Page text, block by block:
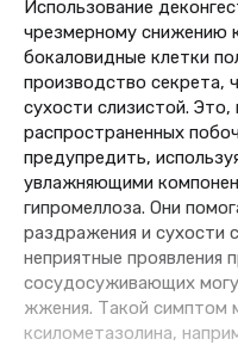
Использование
чрезмерному снижению
бокаловидные клетки
производство секрета,
сухости слизистой.
распространенных
предупредить,
увлажняющими
гипромеллоза. Они
раздражения и сухости
неприятные проявления
сосудосуживающих
жжения. Такой симптом
ксилометазолина,